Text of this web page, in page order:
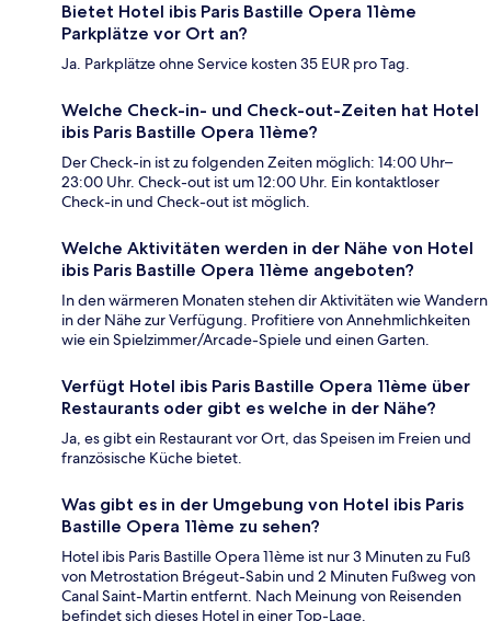
Bietet Hotel ibis Paris Bastille Opera 11ème
Parkplätze vor Ort an?
Ja. Parkplätze ohne Service kosten 35 EUR pro Tag.
Welche Check-in- und Check-out-Zeiten hat Hotel
ibis Paris Bastille Opera 11ème?
Der Check-in ist zu folgenden Zeiten möglich: 14:00 Uhr–
23:00 Uhr. Check-out ist um 12:00 Uhr. Ein kontaktloser
Check-in und Check-out ist möglich.
Welche Aktivitäten werden in der Nähe von Hotel
ibis Paris Bastille Opera 11ème angeboten?
In den wärmeren Monaten stehen dir Aktivitäten wie Wandern
in der Nähe zur Verfügung. Profitiere von Annehmlichkeiten
wie ein Spielzimmer/Arcade-Spiele und einen Garten.
Verfügt Hotel ibis Paris Bastille Opera 11ème über
Restaurants oder gibt es welche in der Nähe?
Ja, es gibt ein Restaurant vor Ort, das Speisen im Freien und
französische Küche bietet.
Was gibt es in der Umgebung von Hotel ibis Paris
Bastille Opera 11ème zu sehen?
Hotel ibis Paris Bastille Opera 11ème ist nur 3 Minuten zu Fuß
von Metrostation Brégeut-Sabin und 2 Minuten Fußweg von
Canal Saint-Martin entfernt. Nach Meinung von Reisenden
befindet sich dieses Hotel in einer Top-Lage.